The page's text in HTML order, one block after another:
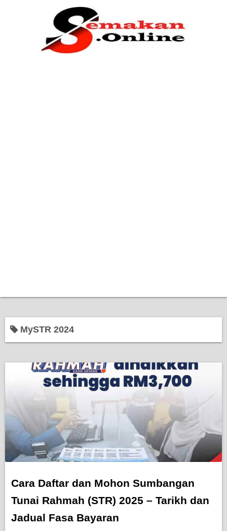
MySTR 2024
Cara Daftar dan Mohon Sumbangan
Tunai Rahmah (STR) 2025 – Tarikh dan
Jadual Fasa Bayaran